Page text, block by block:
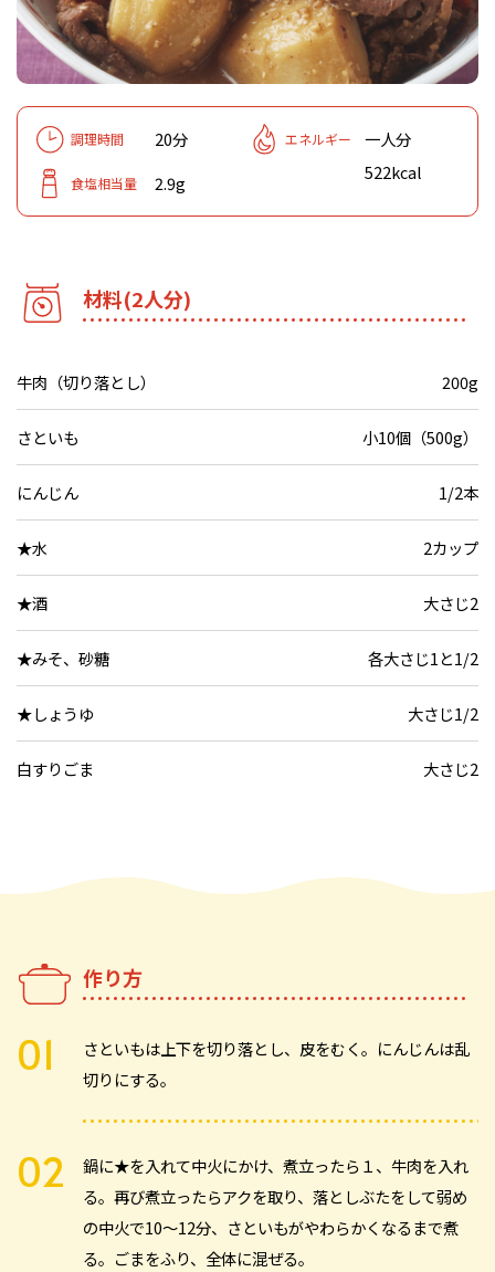
調理時間 20分 エネルギー
一人分
522kcal
食塩相当量 2.9g
材料(2人分)
牛肉（切り落とし） 200g
さといも 小10個（500g）
にんじん 1/2本
★水 2カップ
★酒 大さじ2
★みそ、砂糖 各大さじ1と1/2
★しょうゆ 大さじ1/2
白すりごま 大さじ2
作り方
さといもは上下を切り落とし、皮をむく。にんじんは乱
切りにする。
鍋に★を入れて中火にかけ、煮立ったら１、牛肉を入れ
る。再び煮立ったらアクを取り、落としぶたをして弱め
の中火で10～12分、さといもがやわらかくなるまで煮
る。ごまをふり、全体に混ぜる。